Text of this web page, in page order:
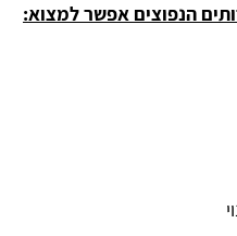
הנפוצים אפשר למצוא: